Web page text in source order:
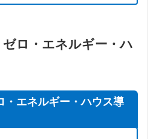
ロ・エネルギー・ハ
・エネルギー・ハウス導